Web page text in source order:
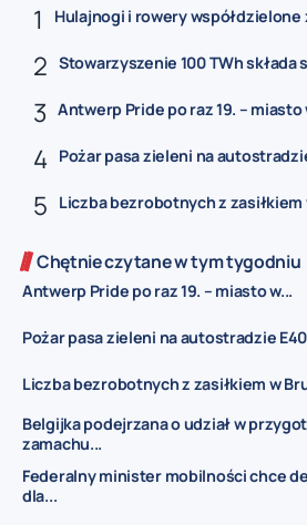
Hulajnogi i rowery współdzielone
Stowarzyszenie 100 TWh składa
Antwerp Pride po raz 19. – miasto
Pożar pasa zieleni na
Liczba bezrobotnych z zasiłkiem
Chętnie czytane w tym tygodniu
Antwerp Pride po raz 19. – miasto w...
Pożar pasa zieleni na autostradzie
Liczba bezrobotnych z zasiłkiem w
Belgijka podejrzana o udział w
zamachu...
Federalny minister mobilności chce
dla...